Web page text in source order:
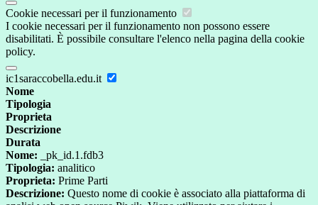
Cookie necessari per il funzionamento
I cookie necessari per il funzionamento non possono essere
disabilitati. È possibile consultare l'elenco nella pagina della cookie
policy.
ic1saraccobella.edu.it
Nome
Tipologia
Proprieta
Descrizione
Durata
Nome: _pk_id.1.fdb3
Tipologia: analitico
Proprieta: Prime Parti
Descrizione: Questo nome di cookie è associato alla piattaforma di